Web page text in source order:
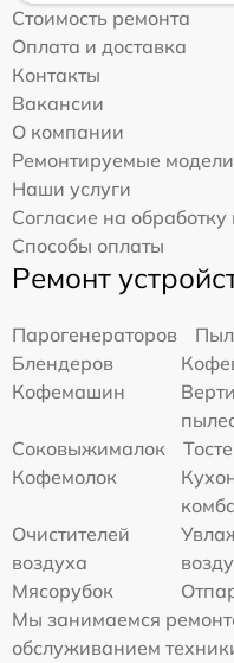
Стоимость ремонта
Оплата и доставка
Контакты
Вакансии
О компании
Ремонтируемые модели
Наши услуги
Согласие на
Способы оплаты
Ремонт
Парогенераторов
Блендеров
Кофемашин
Соковыжималок
Кофемолок
Очистителей
воздуха
Мясорубок
Мы занимаемся
обслуживанием